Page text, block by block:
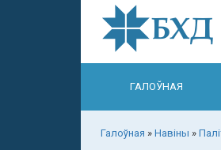
ГАЛОЎНАЯ
Галоўная » Навіны »